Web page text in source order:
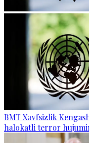
BMT Xavfsizlik
halokatli terror